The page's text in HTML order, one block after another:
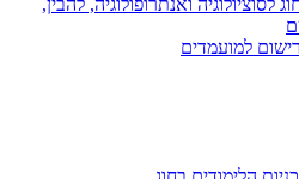
לסוציולוגיה ואנתרופולוגיה, להבין,
למועמדים